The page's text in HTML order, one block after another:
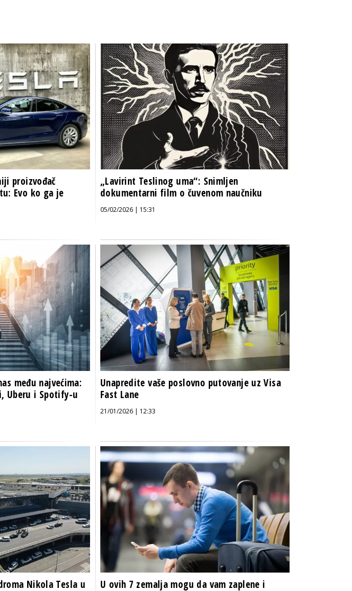
proizvođač
Evo ko ga je
„Lavirint Teslinog uma“: Snimljen
dokumentarni film o čuvenom naučniku
05/02/2026 | 15:31
među najvećima:
Uberu i Spotify-u
Unapredite vaše poslovno putovanje uz Visa
Fast Lane
21/01/2026 | 12:33
Nikola Tesla u
U ovih 7 zemalja mogu da vam zaplene i